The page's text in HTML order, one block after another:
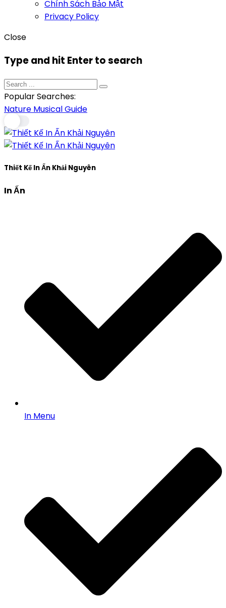
Chính Sách Bảo Mật
Privacy Policy
Close
Type and hit Enter to search
Popular Searches:
Nature MusicalGuide
Thiết Kế In Ấn Khải Nguyên
In Ấn
In Menu